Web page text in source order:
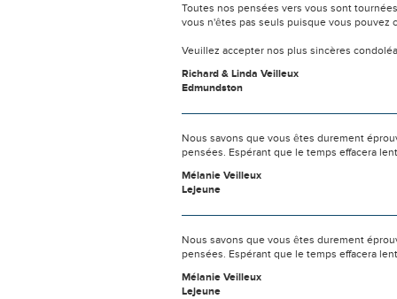
Toutes nos pensées vers vous sont
vous n'êtes pas seuls puisque vous pouvez
Veuillez accepter nos plus sincères
Richard & Linda Veilleux
Edmundston
Nous savons que vous êtes durement
pensées. Espérant que le temps effacera
Mélanie Veilleux
Lejeune
Nous savons que vous êtes durement
pensées. Espérant que le temps effacera
Mélanie Veilleux
Lejeune